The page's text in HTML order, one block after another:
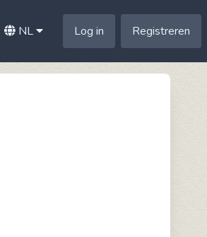
NL Log in Registreren